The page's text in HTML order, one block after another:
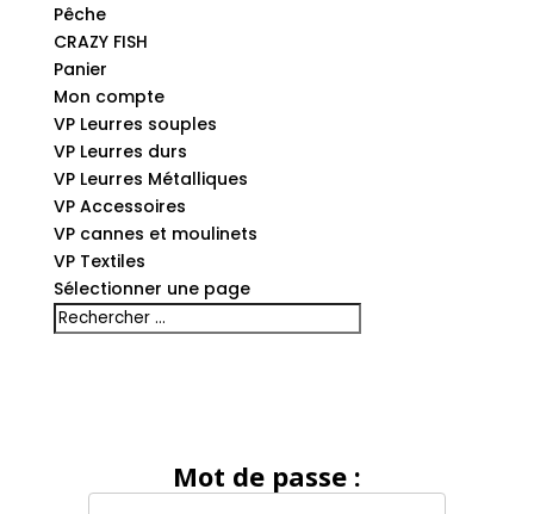
Pêche
CRAZY FISH
Panier
Mon compte
VP Leurres souples
VP Leurres durs
VP Leurres Métalliques
VP Accessoires
VP cannes et moulinets
VP Textiles
Sélectionner une page
Mot de passe :